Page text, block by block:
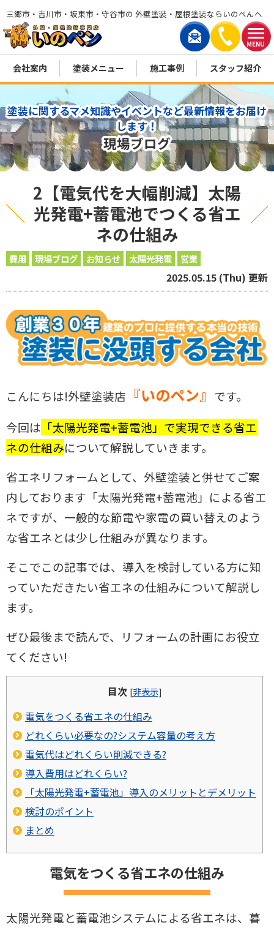
MENU
三郷市・吉川市・坂東市・守谷市の 外壁塗装・屋根塗装ならいのぺんへ
会社案内 塗装メニュー 施工事例 スタッフ紹介
塗装に関するマメ知識やイベントなど最新情報をお届け
します！
現場ブログ
2【電気代を大幅削減】太陽
光発電+蓄電池でつくる省エ
ネの仕組み
費用 現場ブログ お知らせ 太陽光発電 営業
2025.05.15 (Thu) 更新
こんにちは!外壁塗装店 『いのペン』 です。
今回は 「太陽光発電+蓄電池」で実現できる省エ
ネの仕組みについて解説していきます。
省エネリフォームとして、外壁塗装と併せてご案
内しております「太陽光発電+蓄電池」による省エ
ネですが、一般的な節電や家電の買い替えのよう
な省エネとは少し仕組みが異なります。
そこでこの記事では、導入を検討している方に知
っていただきたい省エネの仕組みについて解説し
ます。
ぜひ最後まで読んで、リフォームの計画にお役立
てください!
目次 [非表示]
電気をつくる省エネの仕組み
どれくらい必要なの?システム容量の考え方
電気代はどれくらい削減できる?
導入費用はどれくらい?
「太陽光発電+蓄電池」導入のメリットとデメリット
検討のポイント
まとめ
電気をつくる省エネの仕組み
太陽光発電と蓄電池システムによる省エネは、暮